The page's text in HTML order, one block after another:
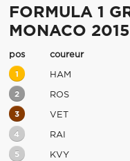
FORMULA 1
MONACO 2015
pos coureur
1 HAM
2 ROS
3 VET
4 RAI
5 KVY